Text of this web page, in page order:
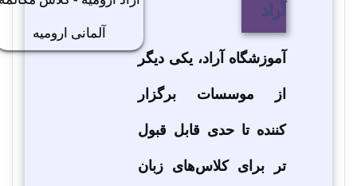
آراد
آموزشگاه آراد، یکی دیگر
از موسسات برگزار
کننده تا حدی قابل قبول
تر برای کلاس‌های زبان